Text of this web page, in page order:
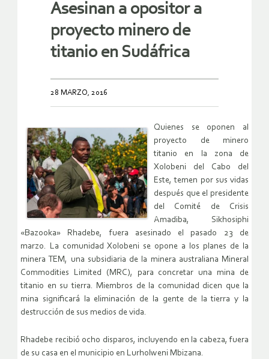
Asesinan a opositor a
proyecto minero de
titanio en Sudáfrica
28 MARZO, 2016
Quienes se oponen al
proyecto de minero
titanio en la zona de
Xolobeni del Cabo del
Este, temen por sus vidas
después que el presidente
del Comité de Crisis
Amadiba, Sikhosiphi
«Bazooka» Rhadebe, fuera asesinado el pasado 23 de
marzo. La comunidad Xolobeni se opone a los planes de la
minera TEM, una subsidiaria de la minera australiana Mineral
Commodities Limited (MRC), para concretar una mina de
titanio en su tierra. Miembros de la comunidad dicen que la
mina significará la eliminación de la gente de la tierra y la
destrucción de sus medios de vida.
Rhadebe recibió ocho disparos, incluyendo en la cabeza, fuera
de su casa en el municipio en Lurholweni Mbizana.